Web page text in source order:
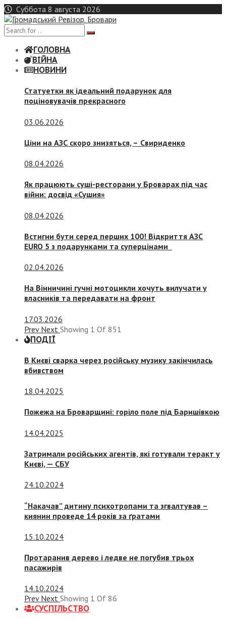
Skip
to
content
Суббота 8 августа 2026
ГОЛОВНА
ВІЙНА
НОВИНИ
Статуетки як ідеальний подарунок для
поціновувачів прекрасного
03.06.2026
Ціни на АЗС скоро знизяться, – Свириденко
08.04.2026
Як працюють суші-ресторани у Броварах під час
війни: досвід «Сушия»
08.04.2026
Встигни бути серед перших 100! Відкриття АЗС
EURO 5 з подарунками та суперцінами
02.04.2026
На Вінничині гучні мотоцикли хочуть вилучати у
власників та передавати на фронт
17.03.2026
Prev Next Showing 1 Of 851
ПОДІЇ
В Києві сварка через російську музику закінчилась
вбивством
18.04.2025
Пожежа на Броварщині: горіло поле під Баришівкою
14.04.2025
Затримали російських агентів, які готували теракт у
Києві, — СБУ
24.10.2024
“Накачав” дитину психотропами та згвалтував –
киянин проведе 14 років за ґратами
15.10.2024
Протаранив дерево і ледве не погубив трьох
пасажирів
14.10.2024
Prev Next Showing 1 Of 86
СУСПIЛЬСТВО